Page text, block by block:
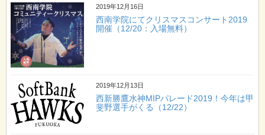
2019年12月16日
西南学院にてクリスマスコンサート2019
開催（12/20：入場無料）
2019年12月13日
西新勝鷹水神MIPパレード2019！今年は甲
斐野選手がくる（12/22）